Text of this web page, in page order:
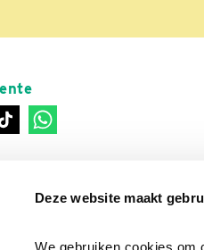
Deze website maakt
We gebruiken cookies om